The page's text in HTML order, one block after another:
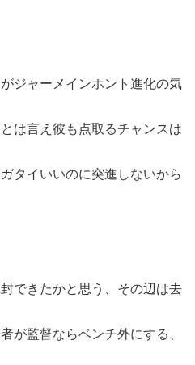
ジャーメインホント進化の気
は言え彼も点取るチャンスは
タイいいのに突進しないから
できたかと思う、その辺は去
が監督ならベンチ外にする、